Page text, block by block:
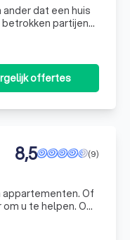
dat een huis
partijen
t
offertes
(9)
8,5
appartementen. Of
u te helpen. Ons